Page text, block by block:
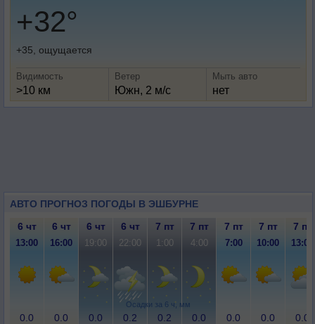
+32°
+35, ощущается
Видимость
>10 км
Ветер
Южн, 2 м/с
Мыть авто
нет
АВТО ПРОГНОЗ ПОГОДЫ В ЭШБУРНЕ
Осадки за 6 ч, мм
6 чт 6 чт 6 чт 6 чт 7 пт 7 пт 7 пт 7 пт 7 пт
13:00 16:00 19:00 22:00 1:00 4:00 7:00 10:00 13:00
0.0 0.0 0.0 0.2 0.2 0.0 0.0 0.0 0.0